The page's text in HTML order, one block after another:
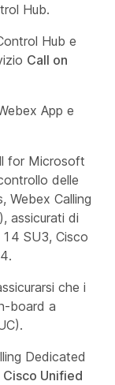
Hub.
Hub e
Call on
App e
for Microsoft
delle
Webex Calling
assicurati di
SU3, Cisco
che i
board a
Dedicated
Unified